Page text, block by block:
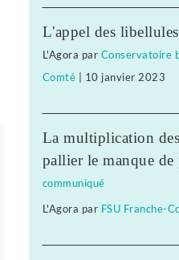
L'appel des
L'Agora par Conservatoire
Comté
10 janvier 2023
La multiplication
pallier le manque
communiqué
L'Agora par FSU Franche-